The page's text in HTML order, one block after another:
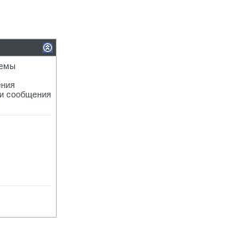
сообщения